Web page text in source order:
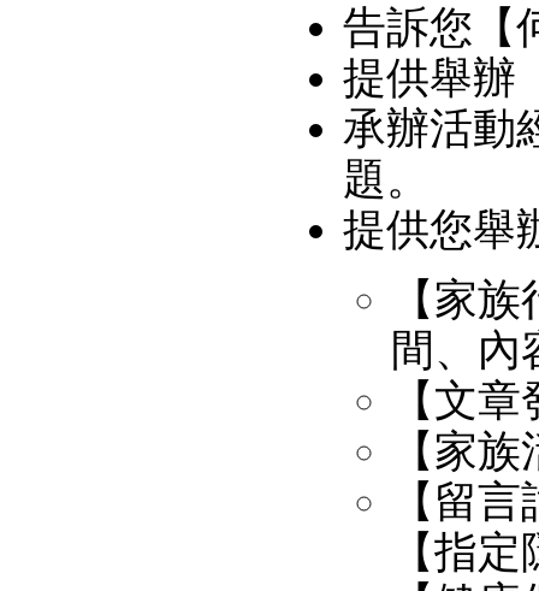
告訴您【
提供舉辦
承辦活動
題。
提供您舉
【家
間、內
【文
【家
【留
【指